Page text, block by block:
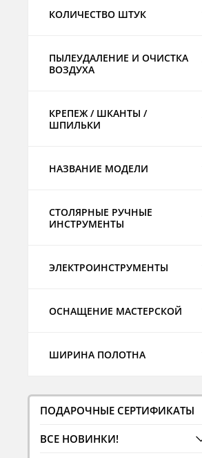
КОЛИЧЕСТВО ШТУК
ПЫЛЕУДАЛЕНИЕ И ОЧИСТКА
ВОЗДУХА
КРЕПЕЖ / ШКАНТЫ /
ШПИЛЬКИ
НАЗВАНИЕ МОДЕЛИ
СТОЛЯРНЫЕ РУЧНЫЕ
ИНСТРУМЕНТЫ
ЭЛЕКТРОИНСТРУМЕНТЫ
ОСНАЩЕНИЕ МАСТЕРСКОЙ
ШИРИНА ПОЛОТНА
ПОДАРОЧНЫЕ СЕРТИФИКАТЫ
ВСЕ НОВИНКИ!